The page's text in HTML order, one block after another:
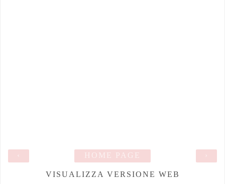
›
HOME PAGE
VISUALIZZA VERSIONE WEB